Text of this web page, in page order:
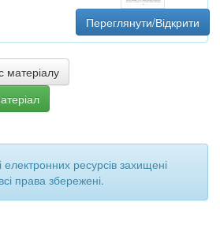
Переглянути/Відкрити
матеріалу
електронних ресурсів захищені
права збережені.